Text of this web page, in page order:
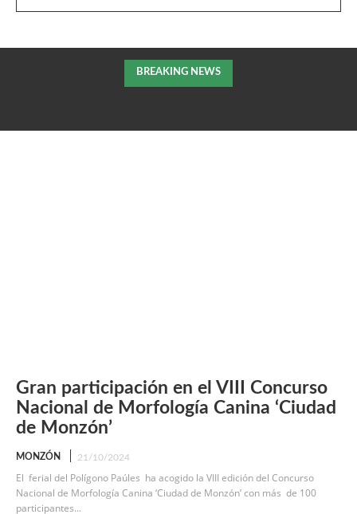
BREAKING NEWS
Gran participación en el VIII Concurso
Nacional de Morfología Canina ‘Ciudad
de Monzón’
MONZÓN 21/10/2024
El ferial del Polígono Paúles ha acogido la VIII edición del Concurso
Nacional de Morfología Canina ‘Ciudad de Monzón’ con más de 100
participantes...